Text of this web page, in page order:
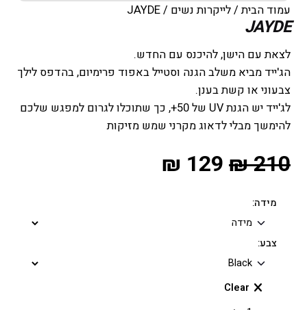
עמוד הבית/לייקרות נשים / JAYDE
JAYDE
לצאת עם הישן, להיכנס עם החדש.
הג'ייד מביא משלב הגנה וסטייל באפוד פרימיום, בהדפס לילך
צבעוני או קשת בענן.
לג'ייד יש הגנת UV של 50+, כך שתוכלו לגרום למפגש שלכם
להימשך מבלי לדאוג מקרני שמש מזיקות
מידה:
צבע:
Clear
₪210
₪ 129